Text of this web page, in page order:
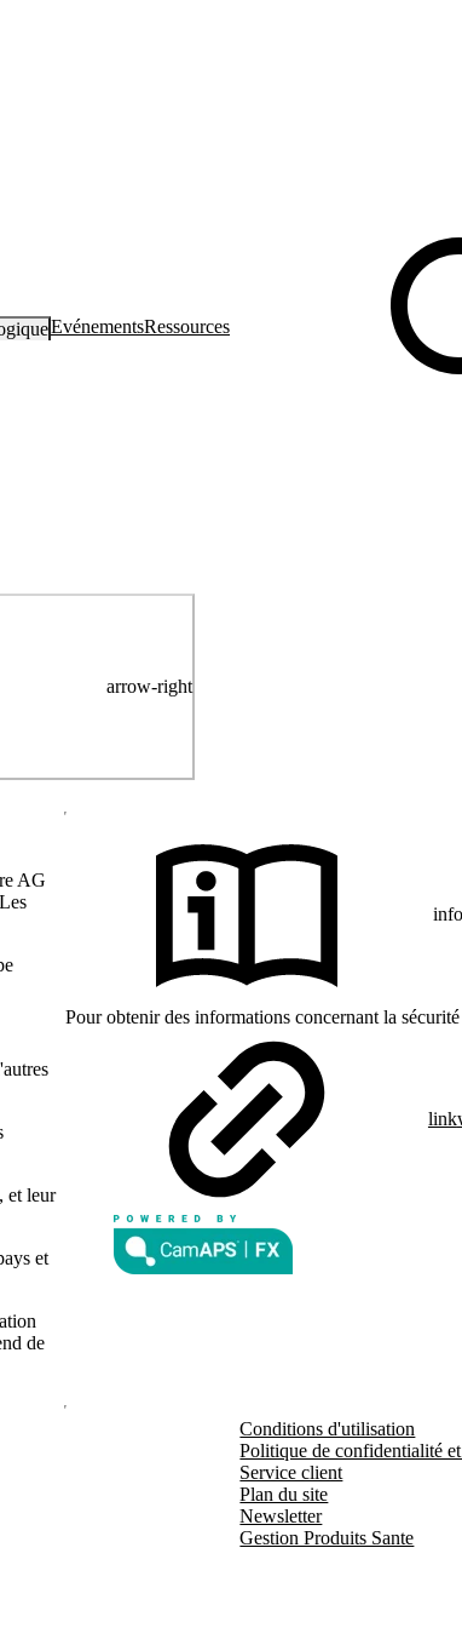
EvénementsRessources
arrow-right
AG
et leur
et
de
Pour obtenir des informations concernant la
link
Conditions d'utilisation
Politique de confidentialité
Service client
Plan du site
Newsletter
Gestion Produits Sante